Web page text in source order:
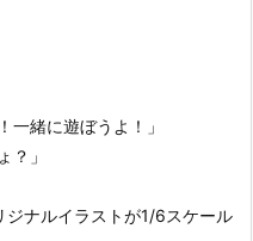
一緒に遊ぼうよ！」
？」
ナルイラストが1/6スケール